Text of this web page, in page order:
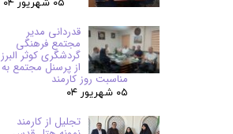
۰۵ شهریور ۰۴
قدردانی مدیر
مجتمع فرهنگی
گردشگری کوثر البرز
از پرسنل مجتمع به
مناسبت روز کارمند
۰۵ شهریور ۰۴
تجلیل از کارمند